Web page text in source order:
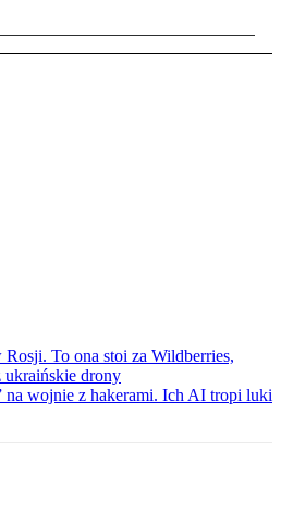
To ona stoi za Wildberries,
ukraińskie drony
na wojnie z hakerami. Ich AI tropi luki